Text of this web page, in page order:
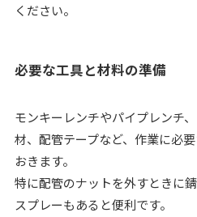
ください。
必要な工具と材料の準備
モンキーレンチやパイプレンチ
材、配管テープなど、作業に必
おきます。
特に配管のナットを外すときに
スプレーもあると便利です。